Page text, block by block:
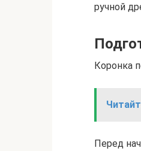
ручной
Коронка
Перед